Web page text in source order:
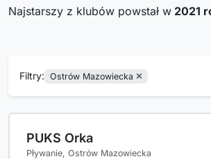
Najstarszy z klubów powstał w 2021
Filtry: Ostrów Mazowiecka
PUKS Orka
Pływanie, Ostrów Mazowiecka